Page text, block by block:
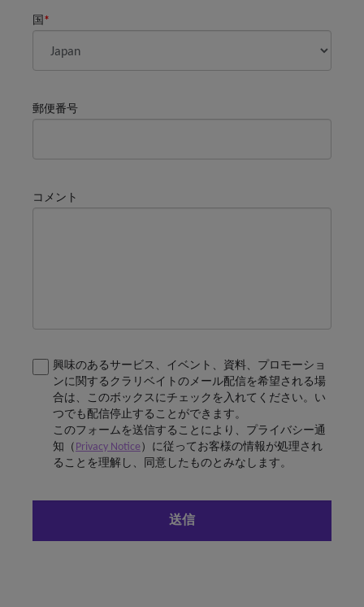
国 *
郵便番号
コメント
興味のあるサービス、イベント、資料、プロモーショ
ンに関するクラリベイトのメール配信を希望される場
合は、このボックスにチェックを入れてください。い
つでも配信停止することができます。
このフォームを送信することにより、プライバシー通
知（ Privacy Notice）に従ってお客様の情報が処理され
ることを理解し、同意したものとみなします。